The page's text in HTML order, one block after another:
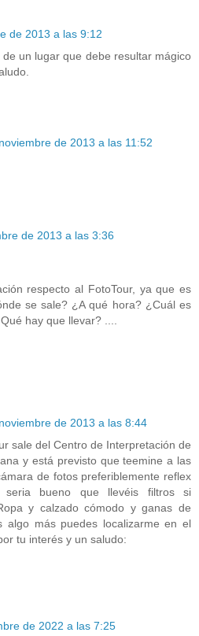
de 2013 a las 9:12
un lugar que debe resultar mágico
de 2013 a las 11:52
de 2013 a las 3:36
respecto al FotoTour, ya que es
se sale? ¿A qué hora? ¿Cuál es
hay que llevar? ....
de 2013 a las 8:44
sale del Centro de Interpretación de
y está previsto que teemine a las
de fotos preferiblemente reflex
seria bueno que llevéis filtros si
y calzado cómodo y ganas de
algo más puedes localizarme en el
tu interés y un saludo:
de 2022 a las 7:25